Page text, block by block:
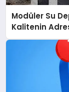
Modüler Su
Kalitenin